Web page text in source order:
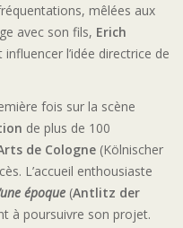
mêlées aux
avec son fils, Erich
l’idée directrice de
fois sur la scène
de plus de 100
de Cologne (Kölnischer
L’accueil enthousiaste
époque (Antlitz der
à poursuivre son projet.